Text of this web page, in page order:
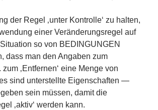
der Regel ‚unter Kontrolle‘ zu halten,
einer Veränderungsregel auf
so von BEDINGUNGEN
dass man den Angaben zum
zum ‚Entfernen‘ eine Menge von
sind unterstellte Eigenschaften —
sein müssen, damit die
‚aktiv‘ werden kann.